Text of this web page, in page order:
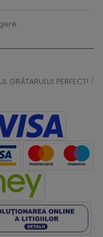
GRĂTARULUI PERFECT! /